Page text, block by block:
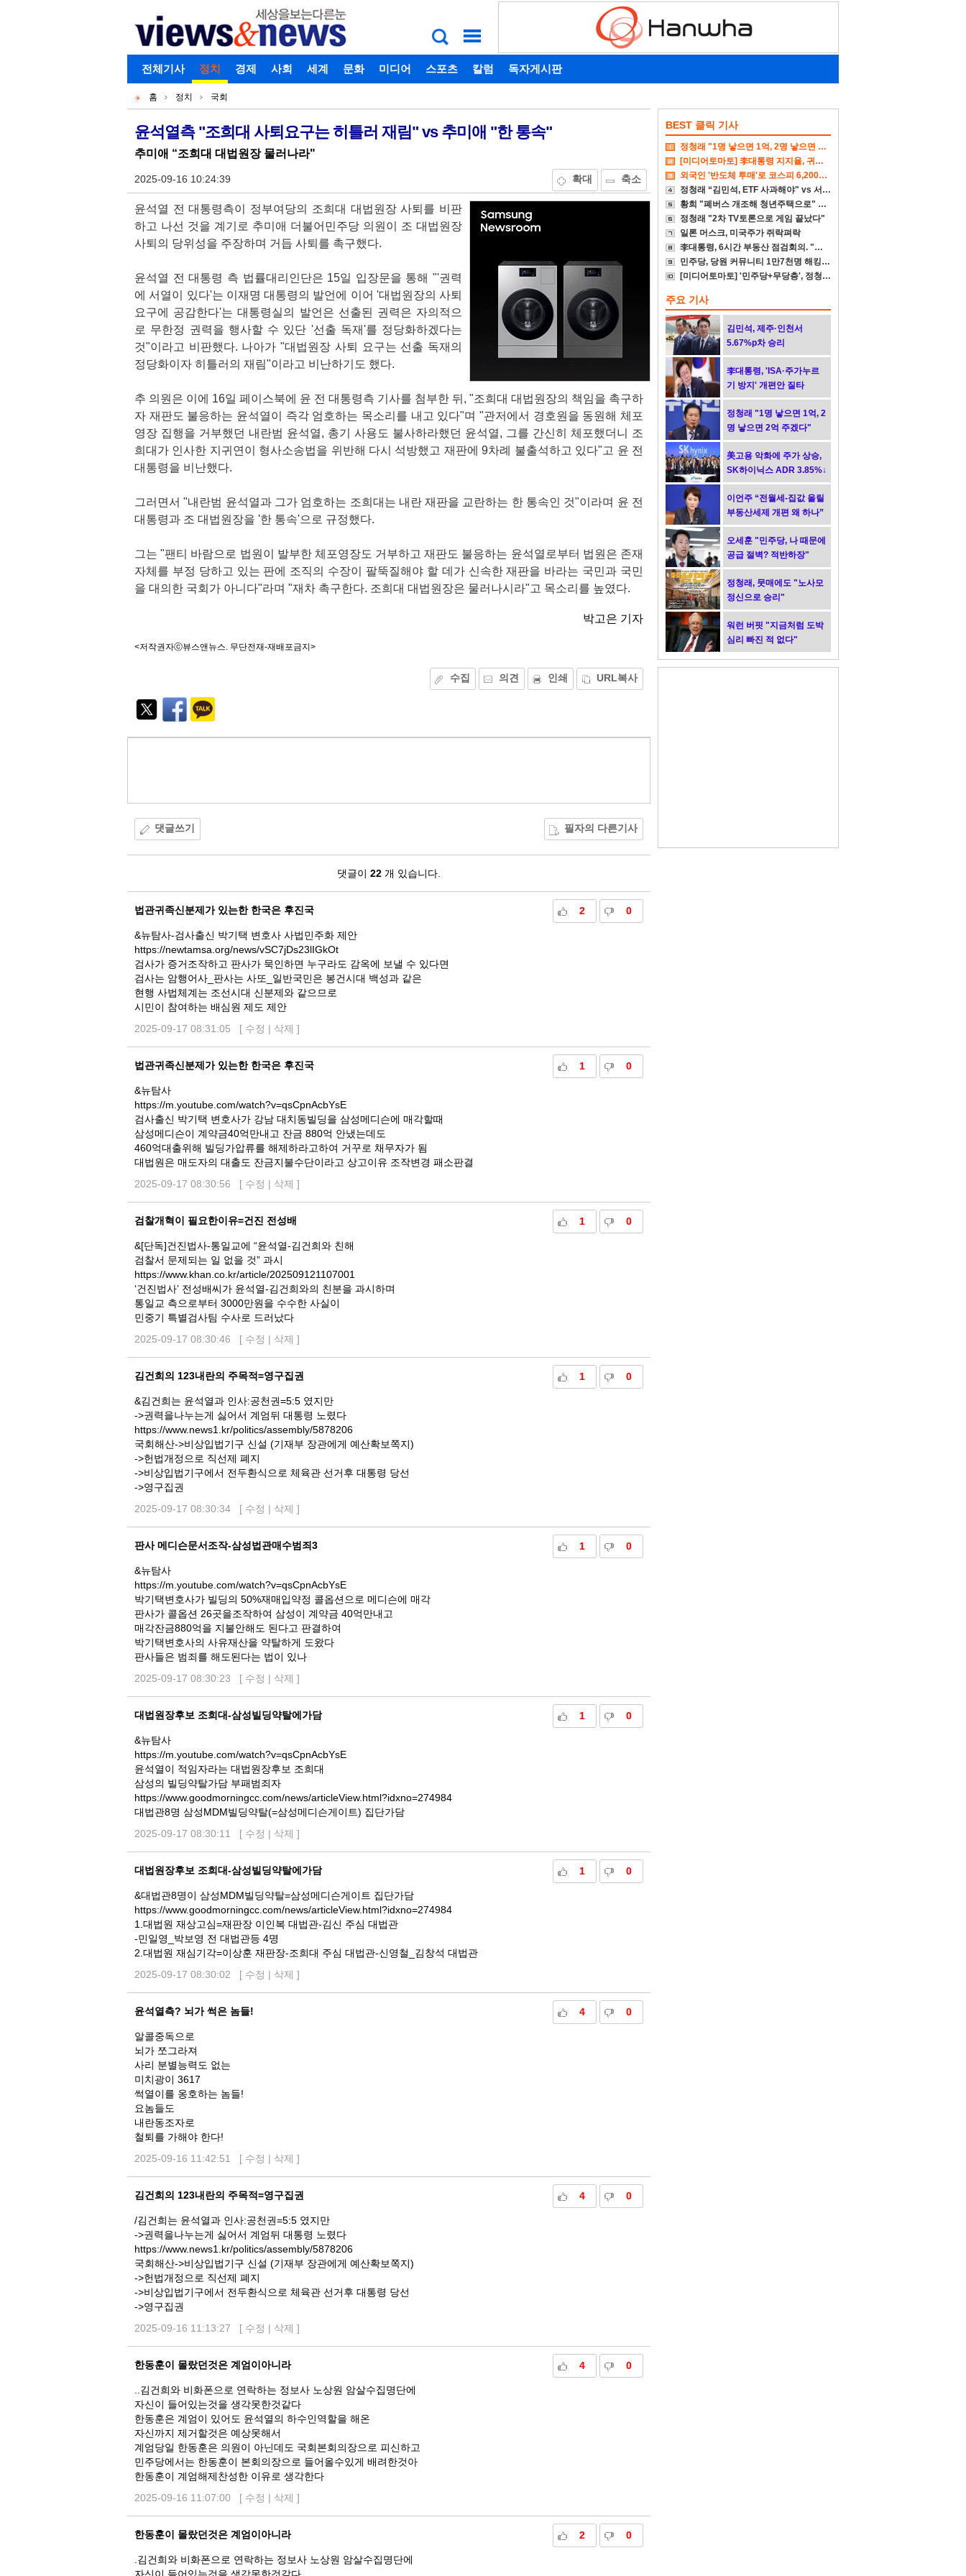
개
별
메
뉴
로그인 회원가입 아이디찾기 비밀번호찾기
주
메
뉴
전체기사 정치 경제 사회 세계 문화 미디어 스포츠 칼럼 독자게시판
현
재
위
치
홈 정치 국회
기
사
본
문
윤석열측 "조희대 사퇴요구는 히틀러 재림" vs 추미애 "한 통속"
추미애 “조희대 대법원장 물러나라"
2025-09-16 10:24:39 확대 축소
윤석열 전 대통령측이 정부여당의 조희대 대법원장 사퇴를 비판
하고 나선 것을 계기로 추미애 더불어민주당 의원이 조 대법원장
사퇴의 당위성을 주장하며 거듭 사퇴를 촉구했다.
윤석열 전 대통령 측 법률대리인단은 15일 입장문을 통해 "'권력
에 서열이 있다'는 이재명 대통령의 발언에 이어 '대법원장의 사퇴
요구에 공감한다'는 대통령실의 발언은 선출된 권력은 자의적으
로 무한정 권력을 행사할 수 있단 '선출 독재'를 정당화하겠다는
것"이라고 비판했다. 나아가 "대법원장 사퇴 요구는 선출 독재의
정당화이자 히틀러의 재림"이라고 비난하기도 했다.
추 의원은 이에 16일 페이스북에 윤 전 대통령측 기사를 첨부한 뒤, "조희대 대법원장의 책임을 촉구하
자 재판도 불응하는 윤석열이 즉각 엄호하는 목소리를 내고 있다"며 "관저에서 경호원을 동원해 체포
영장 집행을 거부했던 내란범 윤석열, 총기 사용도 불사하라했던 윤석열, 그를 간신히 체포했더니 조
희대가 인사한 지귀연이 형사소송법을 위반해 다시 석방했고 재판에 9차례 불출석하고 있다"고 윤 전
대통령을 비난했다.
그러면서 "내란범 윤석열과 그가 엄호하는 조희대는 내란 재판을 교란하는 한 통속인 것"이라며 윤 전
대통령과 조 대법원장을 '한 통속'으로 규정했다.
그는 "팬티 바람으로 법원이 발부한 체포영장도 거부하고 재판도 불응하는 윤석열로부터 법원은 존재
자체를 부정 당하고 있는 판에 조직의 수장이 팔뚝질해야 할 데가 신속한 재판을 바라는 국민과 국민
을 대의한 국회가 아니다"라며 "재차 촉구한다. 조희대 대법원장은 물러나시라"고 목소리를 높였다.
박고은 기자
<저작권자ⓒ뷰스앤뉴스. 무단전재-재배포금지>
능
수집 의견 인쇄 URL복사
외
댓글쓰기 필자의 다른기사
글
댓글이 22 개 있습니다.
2 0
법관귀족신분제가 있는한 한국은 후진국
&뉴탐사-검사출신 박기택 변호사 사법민주화 제안
https://newtamsa.org/news/vSC7jDs23lIGkOt
검사가 증거조작하고 판사가 묵인하면 누구라도 감옥에 보낼 수 있다면
검사는 암행어사_판사는 사또_일반국민은 봉건시대 백성과 같은
현행 사법체계는 조선시대 신분제와 같으므로
시민이 참여하는 배심원 제도 제안
2025-09-17 08:31:05 [ 수정 | 삭제 ]
1 0
법관귀족신분제가 있는한 한국은 후진국
&뉴탐사
https://m.youtube.com/watch?v=qsCpnAcbYsE
검사출신 박기택 변호사가 강남 대치동빌딩을 삼성메디슨에 매각할때
삼성메디슨이 계약금40억만내고 잔금 880억 안냈는데도
460억대출위해 빌딩가압류를 해제하라고하여 거꾸로 채무자가 됨
대법원은 매도자의 대출도 잔금지불수단이라고 상고이유 조작변경 패소판결
2025-09-17 08:30:56 [ 수정 | 삭제 ]
1 0
검찰개혁이 필요한이유=건진 전성배
&[단독]건진법사-통일교에 “윤석열-김건희와 친해
검찰서 문제되는 일 없을 것” 과시
https://www.khan.co.kr/article/202509121107001
‘건진법사’ 전성배씨가 윤석열-김건희와의 친분을 과시하며
통일교 측으로부터 3000만원을 수수한 사실이
민중기 특별검사팀 수사로 드러났다
2025-09-17 08:30:46 [ 수정 | 삭제 ]
1 0
김건희의 123내란의 주목적=영구집권
&김건희는 윤석열과 인사:공천권=5:5 였지만
->권력을나누는게 싫어서 계엄뒤 대통령 노렸다
https://www.news1.kr/politics/assembly/5878206
국회해산->비상입법기구 신설 (기재부 장관에게 예산확보쪽지)
->헌법개정으로 직선제 폐지
->비상입법기구에서 전두환식으로 체육관 선거후 대통령 당선
->영구집권
2025-09-17 08:30:34 [ 수정 | 삭제 ]
1 0
판사 메디슨문서조작-삼성법관매수범죄3
&뉴탐사
https://m.youtube.com/watch?v=qsCpnAcbYsE
박기택변호사가 빌딩의 50%재매입약정 콜옵션으로 메디슨에 매각
판사가 콜옵션 26곳을조작하여 삼성이 계약금 40억만내고
매각잔금880억을 지불안해도 된다고 판결하여
박기택변호사의 사유재산을 약탈하게 도왔다
판사들은 범죄를 해도된다는 법이 있나
2025-09-17 08:30:23 [ 수정 | 삭제 ]
1 0
대법원장후보 조희대-삼성빌딩약탈에가담
&뉴탐사
https://m.youtube.com/watch?v=qsCpnAcbYsE
윤석열이 적임자라는 대법원장후보 조희대
삼성의 빌딩약탈가담 부패범죄자
https://www.goodmorningcc.com/news/articleView.html?idxno=274984
대법관8명 삼성MDM빌딩약탈(=삼성메디슨게이트) 집단가담
2025-09-17 08:30:11 [ 수정 | 삭제 ]
1 0
대법원장후보 조희대-삼성빌딩약탈에가담
&대법관8명이 삼성MDM빌딩약탈=삼성메디슨게이트 집단가담
https://www.goodmorningcc.com/news/articleView.html?idxno=274984
1.대법원 재상고심=재판장 이인복 대법관-김신 주심 대법관
-민일영_박보영 전 대법관등 4명
2.대법원 재심기각=이상훈 재판장-조희대 주심 대법관-신영철_김창석 대법관
2025-09-17 08:30:02 [ 수정 | 삭제 ]
4 0
윤석열측? 뇌가 썩은 놈들!
알콜중독으로
뇌가 쪼그라져
사리 분별능력도 없는
미치광이 3617
썩열이를 옹호하는 놈들!
요놈들도
내란동조자로
철퇴를 가해야 한다!
2025-09-16 11:42:51 [ 수정 | 삭제 ]
4 0
김건희의 123내란의 주목적=영구집권
/김건희는 윤석열과 인사:공천권=5:5 였지만
->권력을나누는게 싫어서 계엄뒤 대통령 노렸다
https://www.news1.kr/politics/assembly/5878206
국회해산->비상입법기구 신설 (기재부 장관에게 예산확보쪽지)
->헌법개정으로 직선제 폐지
->비상입법기구에서 전두환식으로 체육관 선거후 대통령 당선
->영구집권
2025-09-16 11:13:27 [ 수정 | 삭제 ]
4 0
한동훈이 몰랐던것은 계엄이아니라
..김건희와 비화폰으로 연락하는 정보사 노상원 암살수집명단에
자신이 들어있는것을 생각못한것같다
한동훈은 계엄이 있어도 윤석열의 하수인역할을 해온
자신까지 제거할것은 예상못해서
계엄당일 한동훈은 의원이 아닌데도 국회본회의장으로 피신하고
민주당에서는 한동훈이 본회의장으로 들어올수있게 배려한것아
한동훈이 계엄해제찬성한 이유로 생각한다
2025-09-16 11:07:00 [ 수정 | 삭제 ]
2 0
한동훈이 몰랐던것은 계엄이아니라
.김건희와 비화폰으로 연락하는 정보사 노상원 암살수집명단에
BEST 클릭 기사
정청래 "1명 낳으면 1억, 2명 낳으면 2억 주겠다"
[미디어토마토] 李대통령 지지율, 귀국후 4%p↓
외국인 '반도체 투매'로 코스피 6,200대 폭삭
정청래 “김민석, ETF 사과해야" vs 서미화 "국회서 통과시켜 놓고선"
황희 "폐버스 개조해 청년주택으로" vs 국힘 "본인부터 입주하라"
정청래 "2차 TV토론으로 게임 끝났다"
일론 머스크, 미국주가 쥐락펴락
李대통령, 6시간 부동산 점검회의. "전폭적 공급 확대"
민주당, 당원 커뮤니티 1만7천명 해킹 당해. 1년동안 몰라
[미디어토마토] '민주당+무당층', 정청래-김민석 0.1%p차 초접전
주요 기사
김민석, 제주·인천서
5.67%p차 승리
李대통령, 'ISA·주가누르
기 방지' 개편안 질타
정청래 "1명 낳으면 1억, 2
명 낳으면 2억 주겠다"
美고용 악화에 주가 상승,
SK하이닉스 ADR 3.85%↓
이언주 “전월세-집값 올릴
부동산세제 개편 왜 하나”
오세훈 "민주당, 나 때문에
공급 절벽? 적반하장"
정청래, 뭇매에도 "노사모
정신으로 승리"
워런 버핏 "지금처럼 도박
심리 빠진 적 없다"